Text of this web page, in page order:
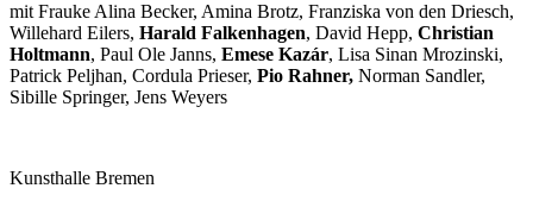
mit Frauke Alina Becker, Amina Brotz, Franziska von den Driesch,
Willehard Eilers, Harald Falkenhagen, David Hepp, Christian
Holtmann, Paul Ole Janns, Emese Kazár, Lisa Sinan Mrozinski,
Patrick Peljhan, Cordula Prieser, Pio Rahner, Norman Sandler,
Sibille Springer, Jens Weyers
Kunsthalle Bremen